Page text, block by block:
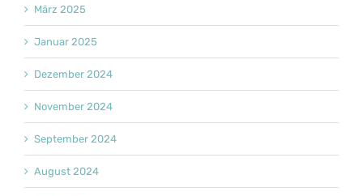
März 2025
Januar 2025
Dezember 2024
November 2024
September 2024
August 2024